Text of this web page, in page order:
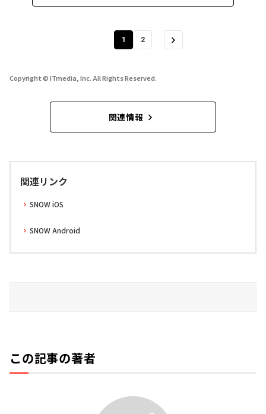
1 2
Copyright © ITmedia, Inc. All Rights Reserved.
関連情報
関連リンク
SNOW iOS
SNOW Android
この記事の著者